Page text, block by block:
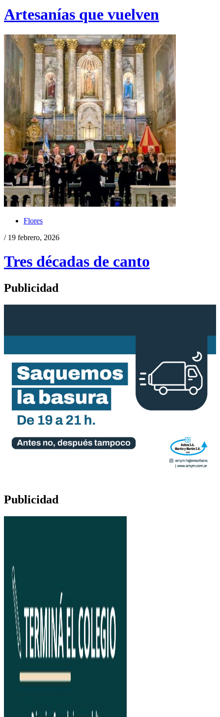
Artesanías que vuelven
Flores
/ 19 febrero, 2026
Tres décadas de canto
Publicidad
Publicidad